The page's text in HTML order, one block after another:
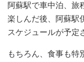
阿蘇駅で車中泊、旅
楽しんだ後、阿蘇駅
スケジュールが予定
もちろん、食事も特